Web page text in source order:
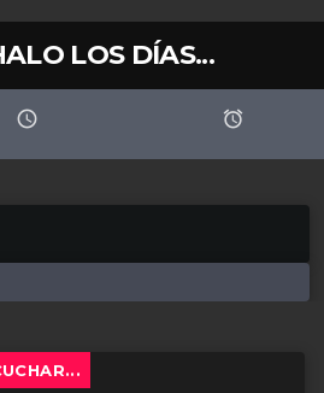
LOS DÍAS...
schedule access_alarms